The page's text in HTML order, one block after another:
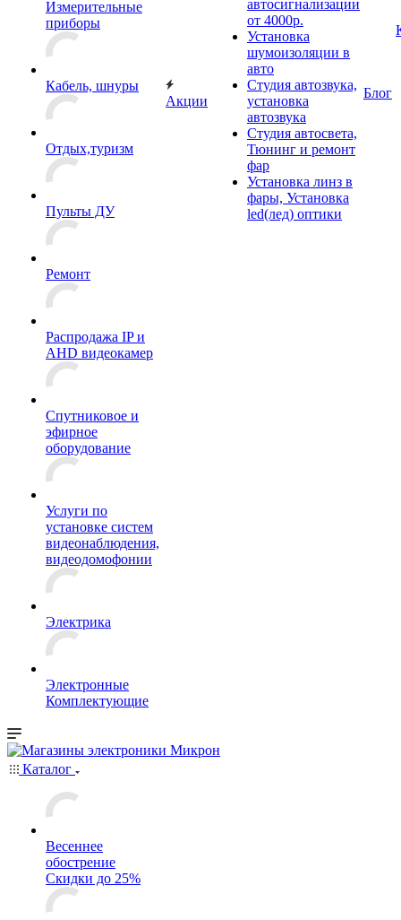
Измерительные
приборы
Кабель, шнуры
Отдых,туризм
Пульты ДУ
Ремонт
Распродажа IP и
AHD видеокамер
Спутниковое и
эфирное
оборудование
Услуги по
установке систем
видеонаблюдения,
видеодомофонии
Электрика
Электронные
Комплектующие
Акции
автосигнализации
от 4000р.
Установка
шумоизоляции в
авто
Студия автозвука,
установка
автозвука
Студия автосвета,
Тюнинг и ремонт
фар
Установка линз в
фары, Установка
led(лед) оптики
Блог
Каталог
Весеннее
обострение
Скидки до 25%